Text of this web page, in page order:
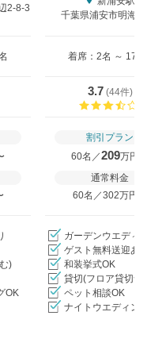
2-8-3
千葉県浦安市明海
着席：2名 ～ 170
3.7(44件)
割引プラン
60名／209万円
通常料金
60名／302万円〜
)
OK
ガーデンウエディ
ゲスト無料送迎あ
和装挙式OK
貸切(フロア貸切含
ペット相談OK
ナイトウエディン